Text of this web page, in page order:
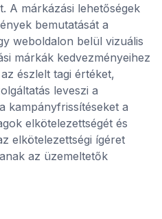
A márkázási lehetőségek
bemutatását a
weboldalon belül vizuális
márkák kedvezményeihez
észlelt tagi értéket,
leveszi a
kampányfrissítéseket a
elkötelezettségét és
elkötelezettségi ígéret
az üzemeltetők